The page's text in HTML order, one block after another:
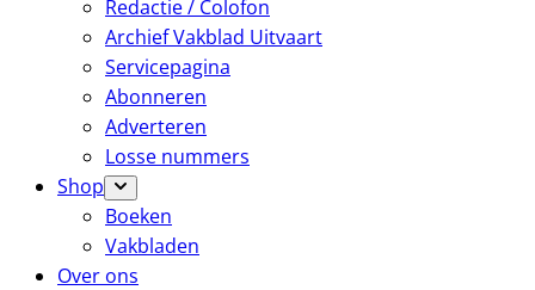
Redactie / Colofon
Archief Vakblad Uitvaart
Servicepagina
Abonneren
Adverteren
Losse nummers
Shop
Boeken
Vakbladen
Over ons